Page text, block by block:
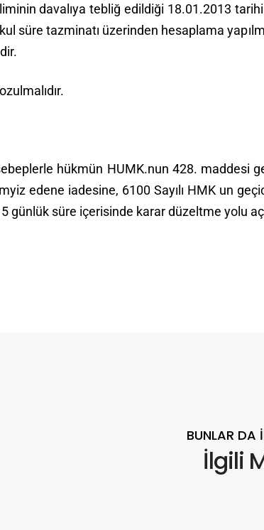
davalıya tebliğ edildiği 18.01.2013
süre tazminatı üzerinden hesaplama
hükmün HUMK.nun 428. maddesi
edene iadesine, 6100 Sayılı HMK un
günlük süre içerisinde karar düzeltme yolu
BUNLAR DA
İlgili